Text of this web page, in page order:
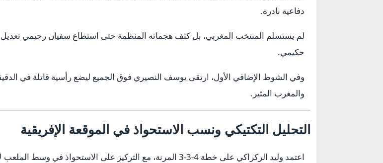
دفاعية نادرة.
حكيمي.
والمغرب المثير.
التحليل التكتيكي ونسب الاستحواذ في الموقعة الإفريقية
اعتمد وليد الركراكي على خطة 4-3-3 المرنة، مع التركيز على